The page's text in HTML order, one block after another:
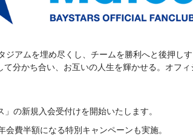
アムを埋め尽くし、チームを勝利へと後押し
分かち合い、お互いの人生を輝かせる。オフ
の新規入会受付けを開始いたします。
費半額になる特別キャンペーンも実施。